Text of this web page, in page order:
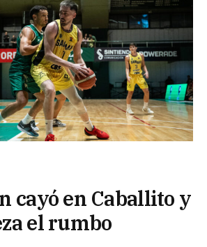
cayó en Caballito y
el rumbo